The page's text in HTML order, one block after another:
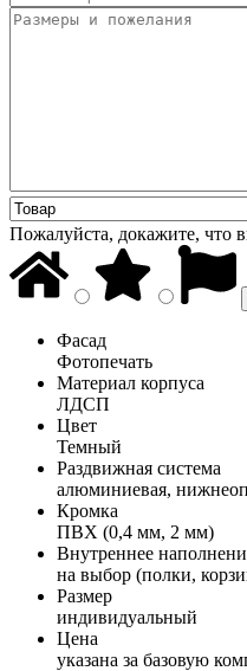
Пожалуйста, докажите, что
Фасад
Фотопечать
Материал корпуса
ЛДСП
Цвет
Темный
Раздвижная система
алюминиевая,
Кромка
ПВХ (0,4 мм, 2 мм)
Внутреннее
на выбор (полки,
Размер
индивидуальный
Цена
указана за базовую